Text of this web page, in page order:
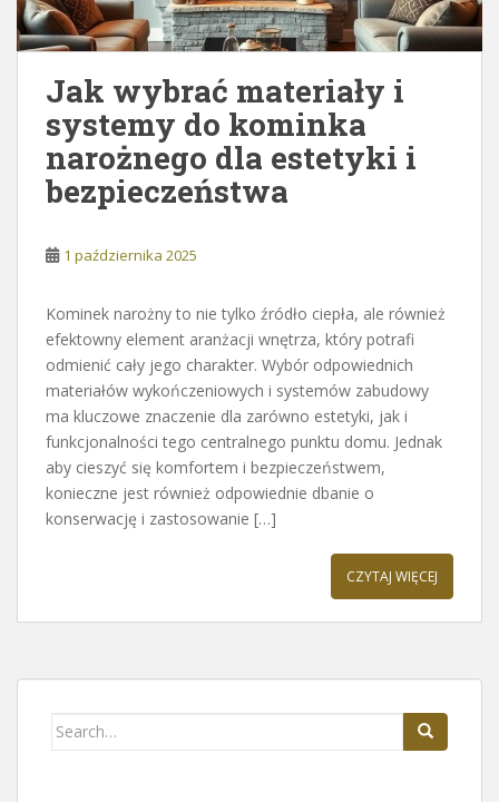
Jak wybrać materiały i
systemy do kominka
narożnego dla estetyki i
bezpieczeństwa
1 października 2025
Kominek narożny to nie tylko źródło ciepła, ale również
efektowny element aranżacji wnętrza, który potrafi
odmienić cały jego charakter. Wybór odpowiednich
materiałów wykończeniowych i systemów zabudowy
ma kluczowe znaczenie dla zarówno estetyki, jak i
funkcjonalności tego centralnego punktu domu. Jednak
aby cieszyć się komfortem i bezpieczeństwem,
konieczne jest również odpowiednie dbanie o
konserwację i zastosowanie […]
CZYTAJ WIĘCEJ
Search